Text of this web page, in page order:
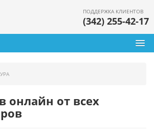
ПОДДЕРЖКА КЛИЕНТОВ
(342) 255-42-17
онлайн от всех